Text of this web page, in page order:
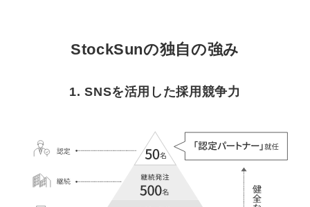
StockSunの独自の強み
1. SNSを活用した採用競争力